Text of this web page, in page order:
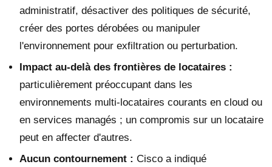
administratif, désactiver des politiques de sécurité,
créer des portes dérobées ou manipuler
l'environnement pour exfiltration ou perturbation.
Impact au-delà des frontières de locataires :
particulièrement préoccupant dans les
environnements multi-locataires courants en cloud ou
en services managés ; un compromis sur un locataire
peut en affecter d'autres.
Aucun contournement : Cisco a indiqué